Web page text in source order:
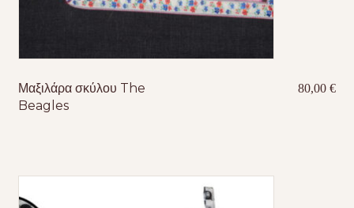
Μαξιλάρα σκύλου The
Beagles
80,00€